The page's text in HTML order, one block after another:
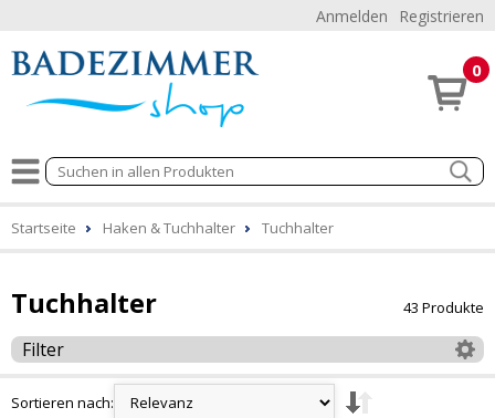
Anmelden Registrieren
0
Startseite Haken & Tuchhalter Tuchhalter
Tuchhalter 43 Produkte
Filter
Sortieren nach: